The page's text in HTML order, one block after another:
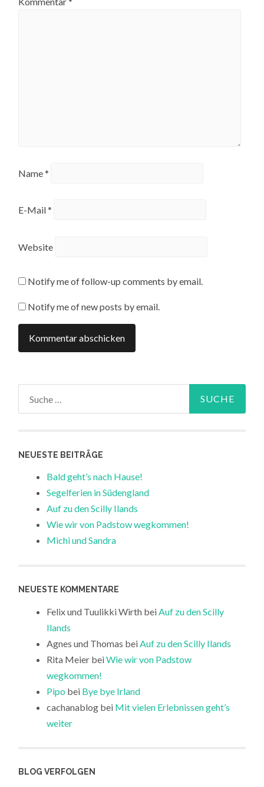
Name*
E-Mail*
Website
Notify me of follow-up comments by email.
Notify me of new posts by email.
NEUESTE BEITRÄGE
Bald geht’s nach Hause!
Segelferien in Südengland
Auf zu den Scilly Ilands
Wie wir von Padstow wegkommen!
Michi und Sandra
NEUESTE KOMMENTARE
Felix und Tuulikki Wirth bei Auf zu den Scilly
Ilands
Agnes und Thomas bei Auf zu den Scilly Ilands
Rita Meier beiWie wir von Padstow
wegkommen!
Pipo bei Bye bye Irland
cachanablog bei Mit vielen Erlebnissen geht’s
weiter
BLOG VERFOLGEN